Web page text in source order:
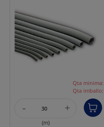
Ordina per
Qta minima:
Qta imballo:
- +
(m)